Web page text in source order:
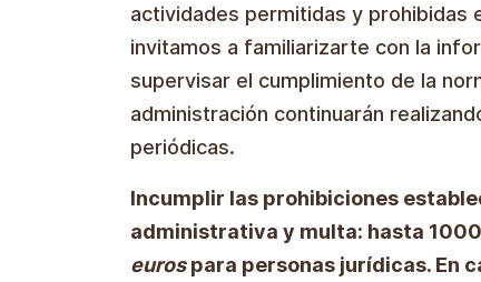
actividades permitidas y prohibidas
invitamos a familiarizarte con la
supervisar el cumplimiento de la
administración continuarán
periódicas.
Incumplir las prohibiciones
administrativa y multa: hasta 1000
eurospara personas jurídicas. En